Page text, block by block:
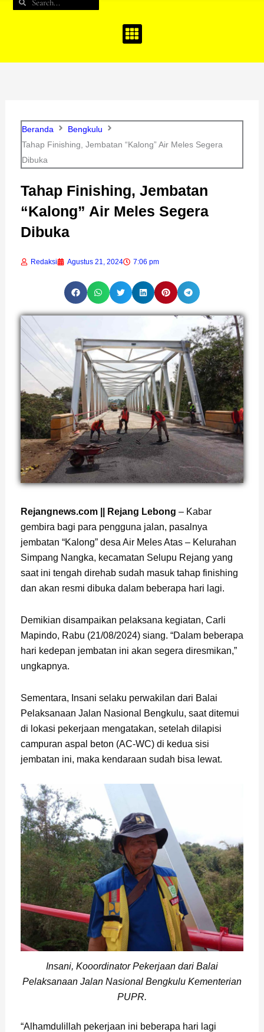
Beranda
Bengkulu
Tahap Finishing, Jembatan “Kalong” Air Meles Segera
Dibuka
Tahap Finishing, Jembatan
“Kalong” Air Meles Segera
Dibuka
Redaksi Agustus 21, 2024 7:06 pm
Rejangnews.com || Rejang Lebong – Kabar
gembira bagi para pengguna jalan, pasalnya
jembatan “Kalong” desa Air Meles Atas – Kelurahan
Simpang Nangka, kecamatan Selupu Rejang yang
saat ini tengah direhab sudah masuk tahap finishing
dan akan resmi dibuka dalam beberapa hari lagi.
Demikian disampaikan pelaksana kegiatan, Carli
Mapindo, Rabu (21/08/2024) siang. “Dalam beberapa
hari kedepan jembatan ini akan segera diresmikan,”
ungkapnya.
Sementara, Insani selaku perwakilan dari Balai
Pelaksanaan Jalan Nasional Bengkulu, saat ditemui
di lokasi pekerjaan mengatakan, setelah dilapisi
campuran aspal beton (AC-WC) di kedua sisi
jembatan ini, maka kendaraan sudah bisa lewat.
Insani, Kooordinator Pekerjaan dari Balai
Pelaksanaan Jalan Nasional Bengkulu Kementerian
PUPR.
“Alhamdulillah pekerjaan ini beberapa hari lagi
Page
, Page